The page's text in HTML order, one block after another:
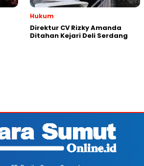
Hukum
Direktur CV Rizky Amanda
Ditahan Kejari Deli Serdang